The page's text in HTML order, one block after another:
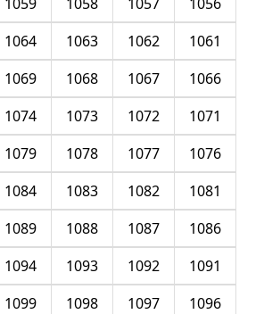
1061
1062
1063
1064
1066
1067
1068
1069
1071
1072
1073
1074
1076
1077
1078
1079
1081
1082
1083
1084
1086
1087
1088
1089
1091
1092
1093
1094
1096
1097
1098
1099